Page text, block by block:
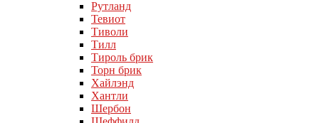
Рутланд
Тевиот
Тиволи
Тилл
Тироль брик
Торн брик
Хайлэнд
Хантли
Шербон